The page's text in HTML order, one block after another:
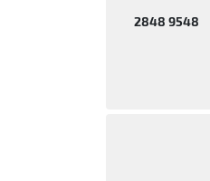
2848 9548